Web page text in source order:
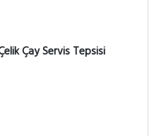
Çay Servis Tepsisi